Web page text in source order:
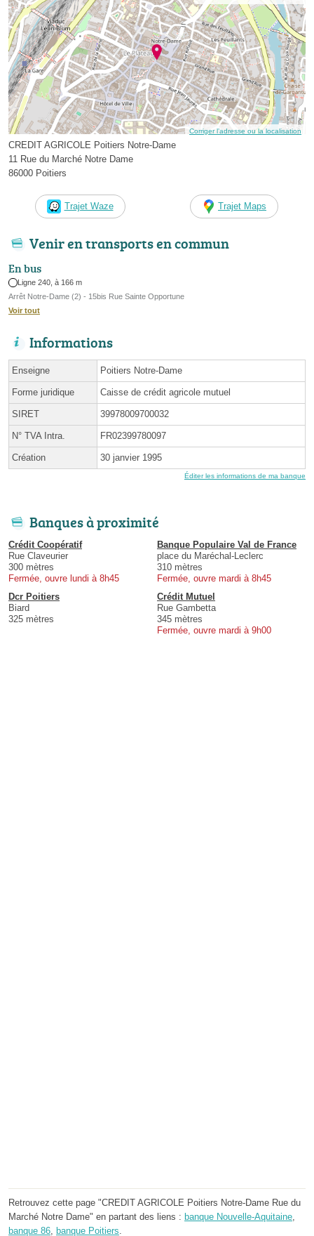
Corriger l’adresse ou la localisation
CREDIT AGRICOLE Poitiers Notre-Dame
11 Rue du Marché Notre Dame
86000 Poitiers
Trajet Waze Trajet Maps
Venir en transports en commun
En bus
Ligne 240, à 166 m
Arrêt Notre-Dame (2) - 15bis Rue Sainte Opportune
Voir tout
Informations
Enseigne Poitiers Notre-Dame
Forme juridique Caisse de crédit agricole mutuel
SIRET 39978009700032
N° TVA Intra. FR02399780097
Création 30 janvier 1995
Éditer les informations de ma banque
Banques à proximité
Crédit Coopératif
Rue Claveurier
300 mètres
Fermée, ouvre lundi à 8h45
Banque Populaire Val de France
place du Maréchal-Leclerc
310 mètres
Fermée, ouvre mardi à 8h45
Dcr Poitiers
Biard
325 mètres
Crédit Mutuel
Rue Gambetta
345 mètres
Fermée, ouvre mardi à 9h00
Retrouvez cette page "CREDIT AGRICOLE Poitiers Notre-Dame Rue du
Marché Notre Dame" en partant des liens : banque Nouvelle-Aquitaine,
banque 86, banque Poitiers.